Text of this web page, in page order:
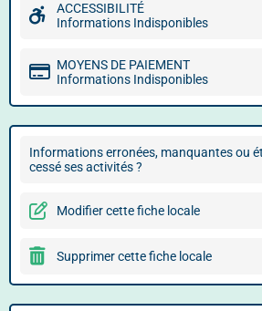
ACCESSIBILITÉ
Informations Indisponibles
MOYENS DE PAIEMENT
Informations Indisponibles
Informations erronées, manquantes ou
cessé ses activités ?
Modifier cette fiche locale
Supprimer cette fiche locale